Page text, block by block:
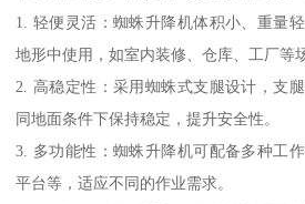
1. 轻便灵活：蜘蛛升降机体积小、重量
地形中使用，如室内装修、仓库、工厂等
2. 高稳定性：采用蜘蛛式支腿设计，支
同地面条件下保持稳定，提升安全性。
3. 多功能性：蜘蛛升降机可配备多种工
平台等，适应不同的作业需求。